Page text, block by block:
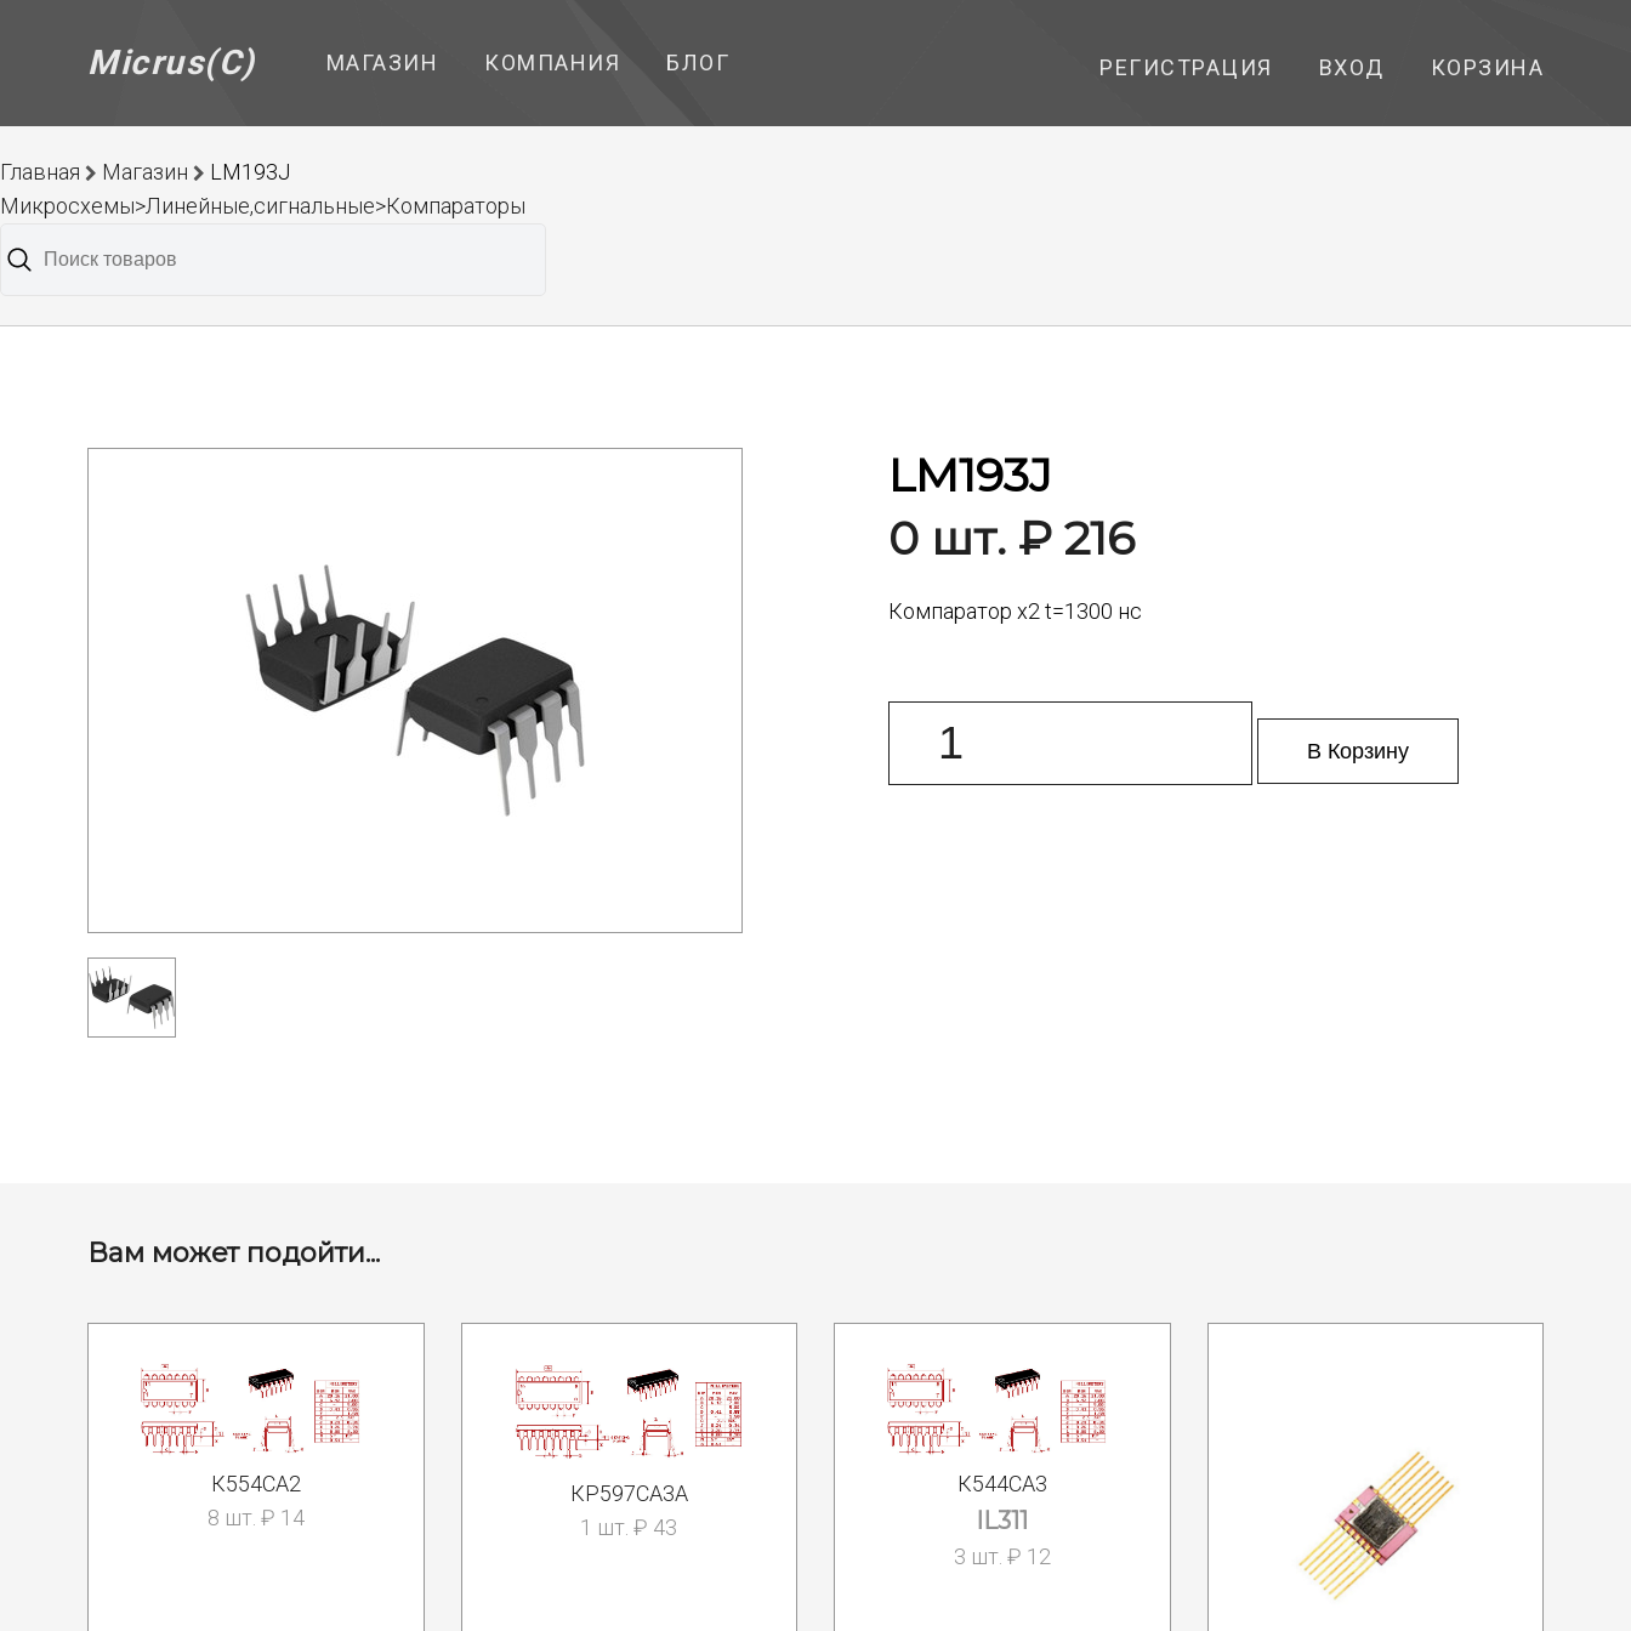
Micrus(C) МАГАЗИН КОМПАНИЯ БЛОГ РЕГИСТРАЦИЯ ВХОД КОРЗИНА
Главная Магазин
LM193J
Микросхемы>Линейные,сигнальные>Компараторы
LM193J
0 шт. ₽ 216
Компаратор х2 t=1300 нс
В Корзину
Вам может подойти...
К554СА2
8 шт. ₽ 14
КР597СА3А
1 шт. ₽ 43
К544СА3
IL311
3 шт. ₽ 12